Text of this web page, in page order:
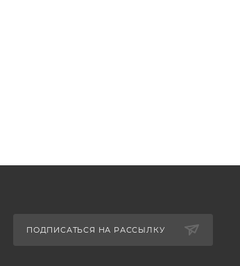
ПОДПИСАТЬСЯ НА РАССЫЛКУ